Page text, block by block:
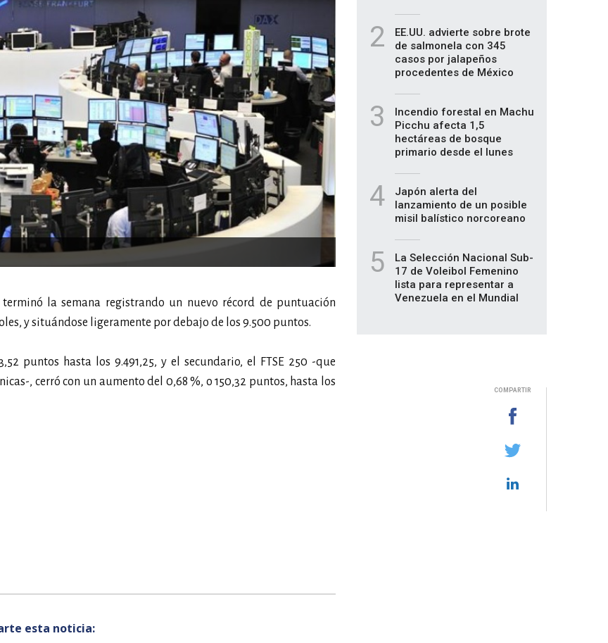
la semana registrando un nuevo récord de puntuación
y situándose ligeramente por debajo de los 9.500 puntos.
puntos hasta los 9.491,25, y el secundario, el FTSE 250 -que
, cerró con un aumento del 0,68 %, o 150,32 puntos, hasta los
esta noticia:
2
EE.UU. advierte sobre brote
de salmonela con 345
casos por jalapeños
procedentes de México
3
Incendio forestal en Machu
Picchu afecta 1,5
hectáreas de bosque
primario desde el lunes
4
Japón alerta del
lanzamiento de un posible
misil balístico norcoreano
5
La Selección Nacional Sub-
17 de Voleibol Femenino
lista para representar a
Venezuela en el Mundial
COMPARTIR